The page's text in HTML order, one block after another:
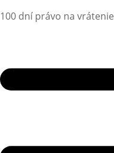
100 dní právo na vrátenie